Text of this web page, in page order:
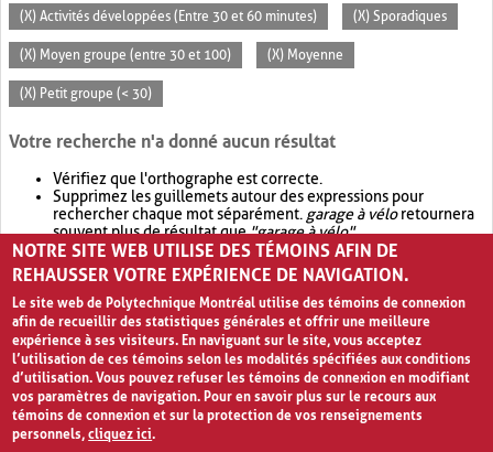
(X) Activités développées (Entre 30 et 60 minutes) (X) Sporadiques
(X) Moyen groupe (entre 30 et 100) (X) Moyenne
(X) Petit groupe (< 30)
Votre recherche n'a donné aucun résultat
Vérifiez que l'orthographe est correcte.
Supprimez les guillemets autour des expressions pour
rechercher chaque mot séparément. garage à véloretournera
souvent plus de résultat que"garage à vélo".
Envisagez d'élargir votre recherche avec OR.garage OR vélo
retournera souvent plus de résultat quegarage à vélo
NOTRE SITE WEB UTILISE DES TÉMOINS AFIN DE
REHAUSSER VOTRE EXPÉRIENCE DE NAVIGATION.
Le site web de Polytechnique Montréal utilise des témoins de connexion
afin de recueillir des statistiques générales et offrir une meilleure
expérience à ses visiteurs. En naviguant sur le site, vous acceptez
l’utilisation de ces témoins selon les modalités spécifiées aux conditions
d’utilisation. Vous pouvez refuser les témoins de connexion en modifiant
vos paramètres de navigation. Pour en savoir plus sur le recours aux
témoins de connexion et sur la protection de vos renseignements
personnels,cliquez ici.